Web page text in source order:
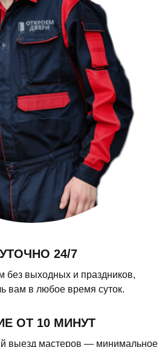
24/7
без выходных и праздников,
вам в любое время суток.
ОТ 10 МИНУТ
выезд мастеров — минимальное